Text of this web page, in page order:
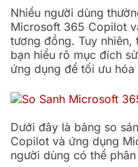
Nhiều người dùng
Microsoft 365 Copilot
tương đồng. Tuy nhiên,
bạn hiểu rõ mục đích
ứng dụng để tối ưu
Dưới đây là bảng so
Copilot và ứng dụng
người dùng có thể